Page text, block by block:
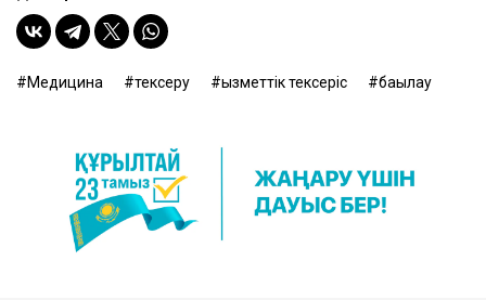
Медицина тексеру қызметтік тексеріс бақылау